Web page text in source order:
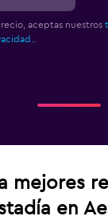
aceptas nuestros
.
mejores
en